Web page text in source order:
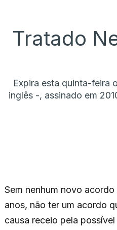
Tratado
Expira esta quinta-feira
inglês -, assinado em
Sem nenhum novo
anos, não ter um acordo
causa receio pela